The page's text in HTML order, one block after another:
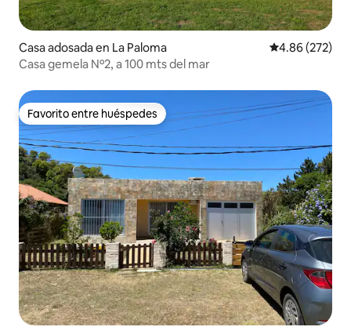
Casa adosada en La Paloma Calificación
4.86 (272)
Casa gemela Nº2, a 100 mts del mar
Favorito entre huéspedes
Favorito entre huéspedes